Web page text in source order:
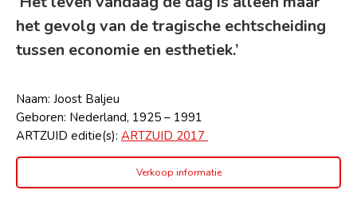
het gevolg van de tragische echtscheiding
tussen economie en esthetiek.’
Naam: Joost Baljeu
Geboren: Nederland, 1925 – 1991
ARTZUID editie(s): ARTZUID 2017
Verkoop informatie